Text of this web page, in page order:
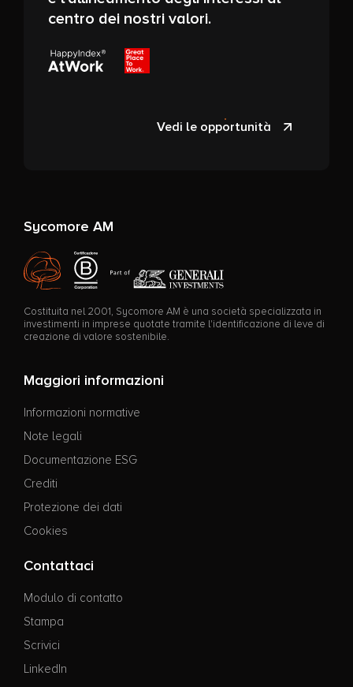
centro dei nostri valori.
Vedi le opportunità
Sycomore AM
Costituita nel 2001, Sycomore AM è una società specializzata in
investimenti in imprese quotate tramite l'identificazione di leve di
creazione di valore sostenibile.
Maggiori informazioni
Informazioni normative
Note legali
Documentazione ESG
Crediti
Protezione dei dati
Cookies
Contattaci
Modulo di contatto
Stampa
Scrivici
LinkedIn